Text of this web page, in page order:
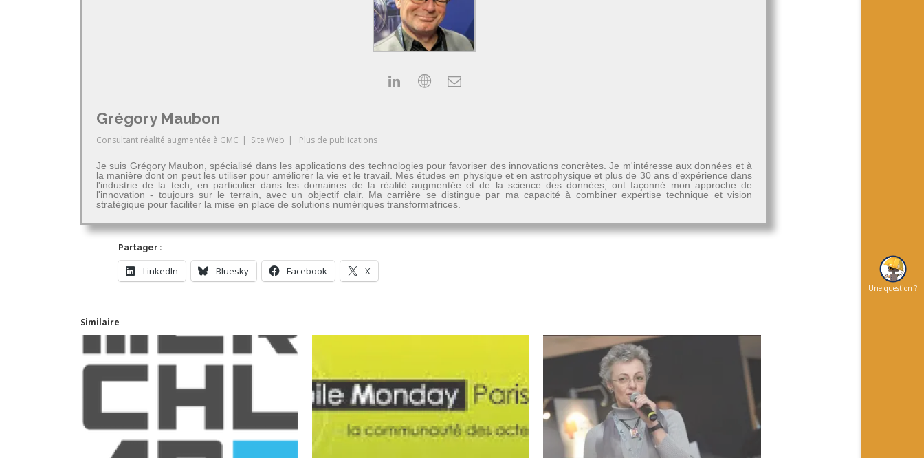
Grégory Maubon
Consultant réalité augmentée à GMC | Site Web | Plus de publications
Je suis Grégory Maubon, spécialisé dans les applications des technologies pour favoriser des innovations concrètes. Je m'intéresse aux données et à
la manière dont on peut les utiliser pour améliorer la vie et le travail. Mes études en physique et en astrophysique et plus de 30 ans d'expérience dans
l'industrie de la tech, en particulier dans les domaines de la réalité augmentée et de la science des données, ont façonné mon approche de
l'innovation - toujours sur le terrain, avec un objectif clair. Ma carrière se distingue par ma capacité à combiner expertise technique et vision
stratégique pour faciliter la mise en place de solutions numériques transformatrices.
Partager :
LinkedIn Bluesky Facebook X
Similaire
Une question ?